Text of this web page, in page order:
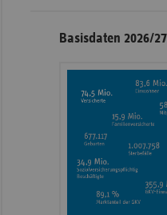
Basisdaten 2026/